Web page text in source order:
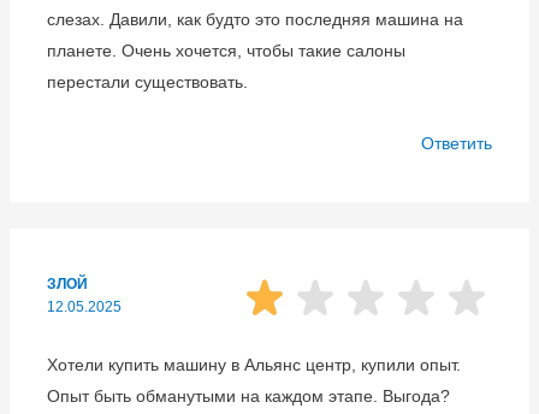
слезах. Давили, как будто это последняя машина на
планете. Очень хочется, чтобы такие салоны
перестали существовать.
Ответить
ЗЛОЙ
12.05.2025
Хотели купить машину в Альянс центр, купили опыт.
Опыт быть обманутыми на каждом этапе. Выгода?